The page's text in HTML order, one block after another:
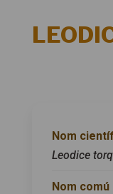
Nom
Leodice
Nom comú